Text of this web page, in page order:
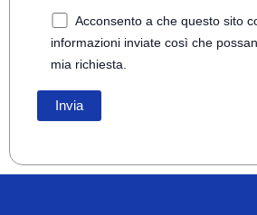
Acconsento a che questo sito
informazioni inviate così che
mia richiesta.